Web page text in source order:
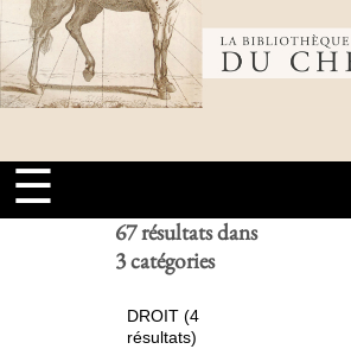
mondiale
cheval
☰
Ouvrages
numérisés seuls
Réinitialiser
67 résultats dans
3 catégories
DROIT (4
résultats)